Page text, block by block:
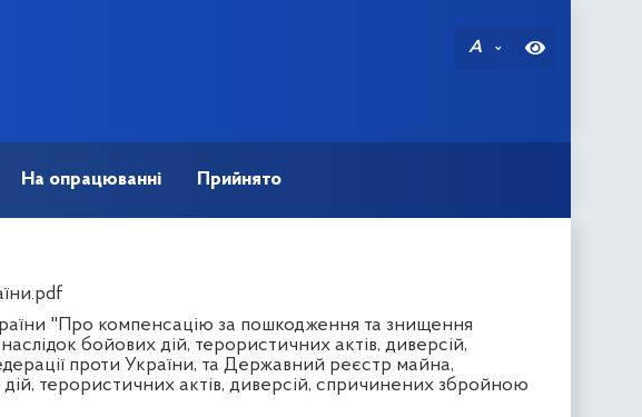
A
На опрацюванні Прийнято
"Про компенсацію за пошкодження та знищення
бойових дій, терористичних актів, диверсій,
проти України, та Державний реєстр майна,
терористичних актів, диверсій, спричинених збройною